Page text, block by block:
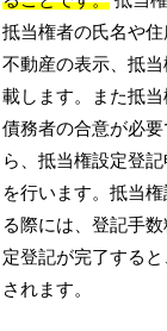
抵当権者の氏名や
不動産の表示、抵
載します。また抵
債務者の合意が必
ら、抵当権設定登
を行います。抵当
る際には、登記手
定登記が完了する
されます。